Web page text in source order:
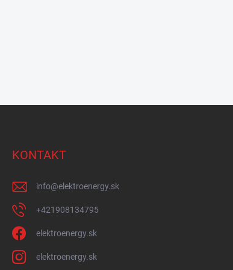
KONTAKT
info@elektroenergy.sk
+421908134795
elektroenergy.sk
elektroenergy.sk